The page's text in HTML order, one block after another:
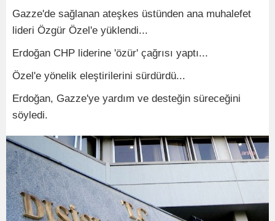
Gazze'de sağlanan ateşkes üstünden ana muhalefet
lideri Özgür Özel'e yüklendi...
Erdoğan CHP liderine 'özür' çağrısı yaptı...
Özel'e yönelik eleştirilerini sürdürdü...
Erdoğan, Gazze'ye yardım ve desteğin süreceğini
söyledi.